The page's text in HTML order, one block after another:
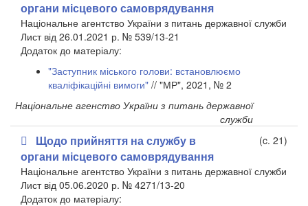
органи місцевого самоврядування
Національне агентство України з питань державної служби
Лист від 26.01.2021 р. № 539/13-21
​Додаток до матеріалу:
"Заступник міського голови: встановлюємо
кваліфікаційні вимоги" // "МР", 2021, № 2
Національне агенство України з питань державної
служби
Щодо прийняття на службу в
органи місцевого самоврядування
(c. 21)
Національне агентство України з питань державної служби
Лист від 05.06.2020 р. № 4271/13-20
​Додаток до матеріалу: